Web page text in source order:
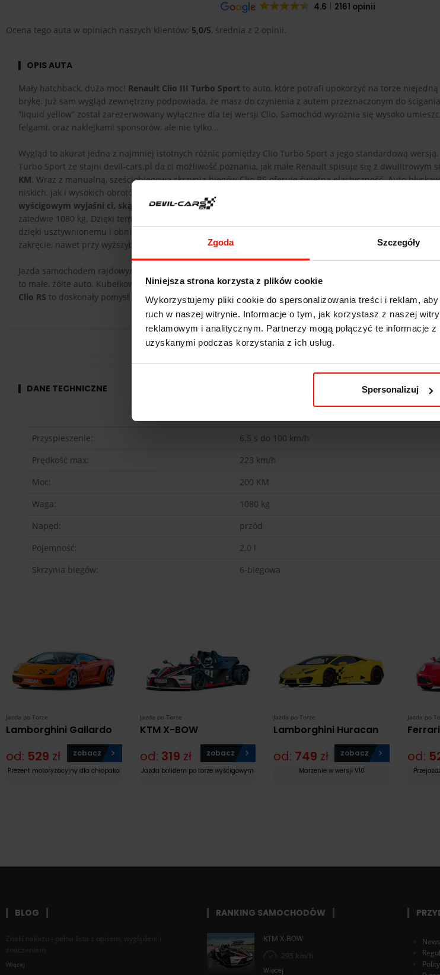
Zgoda Szczegóły
Niniejsza strona korzysta z plików cookie
Wykorzystujemy pliki cookie do spersonalizowania treści i reklam,
ruch w naszej witrynie. Informacje o tym, jak korzystasz z naszej
reklamowym i analitycznym. Partnerzy mogą połączyć te informacje
uzyskanymi podczas korzystania z ich usług.
Spersonalizuj
4.6 2161 opinii
Ocena tego auta w opiniach naszych klientów: 5,0/5, średnia z 2 opinii.
OPIS AUTA
Mały hatchback, duża moc! Renault Clio III Turbo Sport to auto, które potrafi upokorzyć na torze
brykę. Już sam wygląd zewnętrzny podpowiada, że masz do czynienia z autem przeznaczonym do
“liquid yellow” został zarezerwowany wyłącznie dla tej wersji Clio. Samochód wyróżnia się wysoko
felgami, oraz naklejkami sponsorów, ale nie tylko...
Wygląd to akurat jedna z najmniej istotnych różnic pomiędzy Clio Turbo Sport a jego standardową wersją.
Turbo Sport ze stajni devil-cars.pl da ci możliwość poznania, jak małe Renault spisuje się z dwulitrowym
KM. Wraz z manualną, sześciobiegową skrzynią biegów Clio RS oferuje świetną elastyczność. Auto
niskich, jak i wysokich obrotów, przy czym ochoczo rwie się do szybkiej jazdy.
wyścigowym wyjaśni ci, skąd w nim tyle energii.
zaledwie 1080 kg. Dzięki temu przyspiesza
dzięki usztywnionemu i obniżonemu podwoziu. W połączeniu z precyzyjnym układem kierowniczym daje
zakręcie, nawet przy wyższych prędkościach.
Jazda samochodem rajdowym Renault Clio RS Turbo Sport po torze wyścigowym uzmysłowi niejednemu
to małe, żółte auto. Kubełkowe fotele i sześciopunktowe pasy bezpieczeństwa doskonale świadczą o
Clio RS to doskonały pomysł na prezent dla miłośnika rajdów samochodowych oraz każdego fana
DANE TECHNICZNE
Przyspieszenie:
6.5 s do 100 km/h
Prędkość max:
223 km/h
Moc:
200 KM
Waga:
1080 kg
Napęd:
przód
Pojemność:
2.0 l
Skrzynia biegów:
6-biegowa
Jazda po Torze
Lamborghini Gallardo
od: 529 zł zobacz
Prezent motoryzacyjny dla chłopaka
Jazda po Torze
KTM X-BOW
od: 319 zł zobacz
Jazda bolidem po torze wyścigowym
Jazda po Torze
Lamborghini Huracan
od: 749 zł zobacz
Marzenie w wersji V10
Jazda po
od:
BLOG
Znaki nakazu - pełna lista z opisem, wyglądem i
znaczeniem
Więcej
RANKING SAMOCHODÓW
KTM X-BOW
295 km/h
Więcej